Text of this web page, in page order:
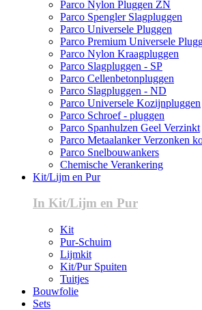
Parco Nylon Pluggen ZN
Parco Spengler Slagpluggen
Parco Universele Pluggen
Parco Premium Universele
Parco Nylon Kraagpluggen
Parco Slagpluggen - SP
Parco Cellenbetonpluggen
Parco Slagpluggen - ND
Parco Universele Kozijnpluggen
Parco Schroef - pluggen
Parco Spanhulzen Geel Verzinkt
Parco Metaalanker Verzonken
Parco Snelbouwankers
Chemische Verankering
Kit/Lijm en Pur
In Kit/Lijm en Pur
Kit
Pur-Schuim
Lijmkit
Kit/Pur Spuiten
Tuitjes
Bouwfolie
Sets